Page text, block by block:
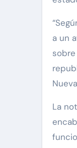
a un
La